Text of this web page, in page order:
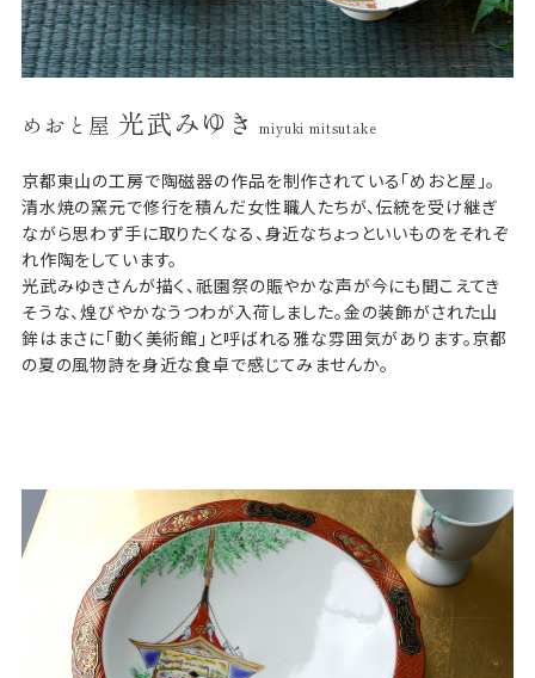
めおと屋 光武みゆき miyuki mitsutake
京都東山の工房で陶磁器の作品を制作されている「めおと屋」。
清水焼の窯元で修行を積んだ女性職人たちが、伝統を受け継ぎ
ながら思わず手に取りたくなる、身近なちょっといいものをそれぞ
れ作陶をしています。
光武みゆきさんが描く、祇園祭の賑やかな声が今にも聞こえてき
そうな、煌びやかなうつわが入荷しました。金の装飾がされた山
鉾はまさに「動く美術館」と呼ばれる雅な雰囲気があります。京都
の夏の風物詩を身近な食卓で感じてみませんか。